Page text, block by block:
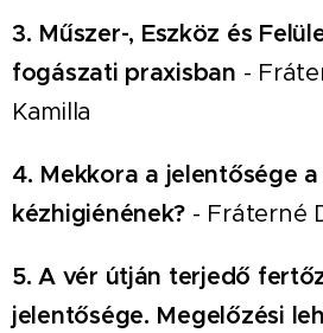
3. Műszer-, Eszköz és
fogászati praxisban -
Kamilla
4. Mekkora a jelentősége
kézhigiénének? - Fráterné
5. A vér útján terjedő
jelentősége. Megelőzési